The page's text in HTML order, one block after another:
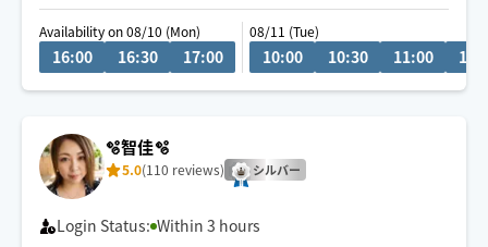
9:30〜港区・品川区・大田区のみ早着可
10:30〜その他エリアはメッセージにて要相談
Availability on 08/10 (Mon)
16:00 16:30 17:00
08/11 (Tue)
10:00 10:30 11:00
🫧智佳🫧
5.0(110 reviews) シルバー
Login Status: Within 3 hours